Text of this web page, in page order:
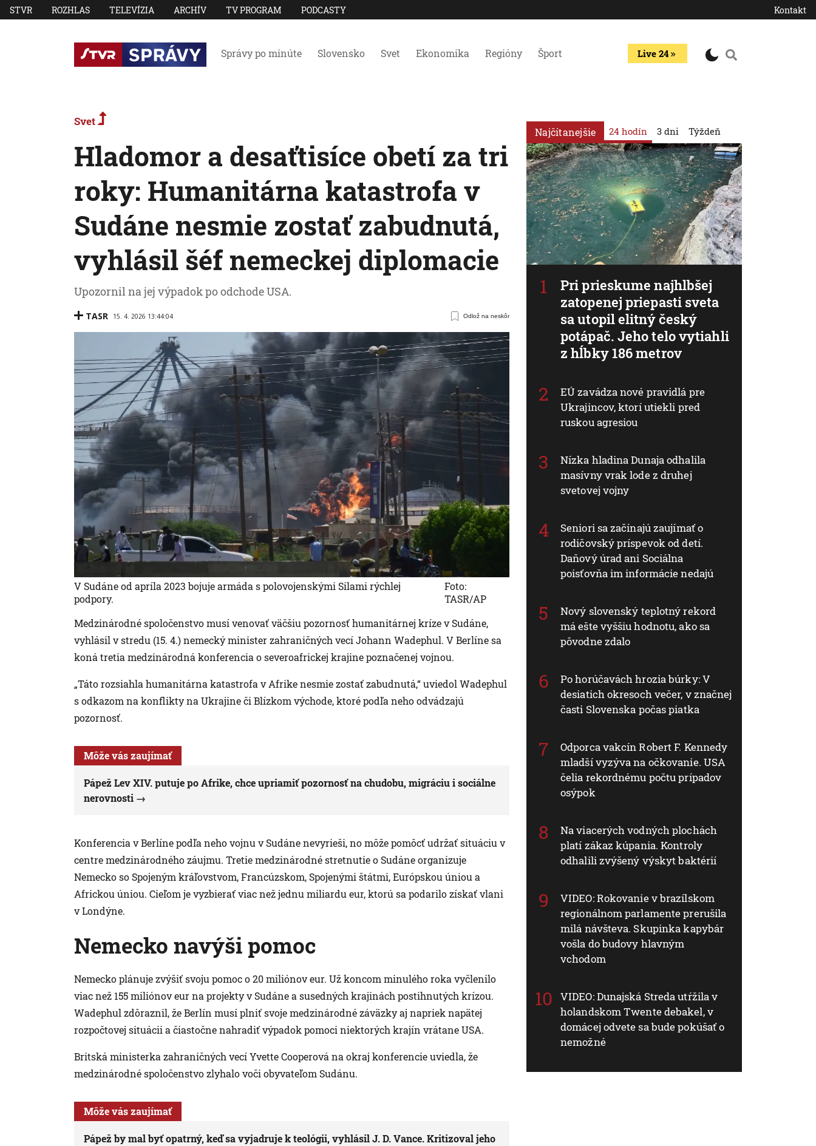
STVR ROZHLAS TELEVÍZIA ARCHÍV TV PROGRAM PODCASTY Kontakt
Správy po minúte Slovensko Svet Ekonomika Regióny Šport Live 24
Svet
Hladomor a desaťtisíce obetí za tri
roky: Humanitárna katastrofa v
Sudáne nesmie zostať zabudnutá,
vyhlásil šéf nemeckej diplomacie
Upozornil na jej výpadok po odchode USA.
TASR 15. 4. 2026 13:44:04 Odlož na neskôr
V Sudáne od apríla 2023 bojuje armáda s polovojenskými Silami rýchlej
podpory.
Foto:
TASR/AP
Medzinárodné spoločenstvo musí venovať väčšiu pozornosť humanitárnej kríze v Sudáne,
vyhlásil v stredu (15. 4.) nemecký minister zahraničných vecí Johann Wadephul. V Berlíne sa
koná tretia medzinárodná konferencia o severoafrickej krajine poznačenej vojnou.
„Táto rozsiahla humanitárna katastrofa v Afrike nesmie zostať zabudnutá,“ uviedol Wadephul
s odkazom na konflikty na Ukrajine či Blízkom východe, ktoré podľa neho odvádzajú
pozornosť.
Môže vás zaujímať
Pápež Lev XIV. putuje po Afrike, chce upriamiť pozornosť na chudobu, migráciu i sociálne
nerovnosti
Konferencia v Berlíne podľa neho vojnu v Sudáne nevyrieši, no môže pomôcť udržať situáciu v
centre medzinárodného záujmu. Tretie medzinárodné stretnutie o Sudáne organizuje
Nemecko so Spojeným kráľovstvom, Francúzskom, Spojenými štátmi, Európskou úniou a
Africkou úniou. Cieľom je vyzbierať viac než jednu miliardu eur, ktorú sa podarilo získať vlani
v Londýne.
Nemecko navýši pomoc
Nemecko plánuje zvýšiť svoju pomoc o 20 miliónov eur. Už koncom minulého roka vyčlenilo
viac než 155 miliónov eur na projekty v Sudáne a susedných krajinách postihnutých krízou.
Wadephul zdôraznil, že Berlín musí plniť svoje medzinárodné záväzky aj napriek napätej
rozpočtovej situácii a čiastočne nahradiť výpadok pomoci niektorých krajín vrátane USA.
Britská ministerka zahraničných vecí Yvette Cooperová na okraj konferencie uviedla, že
medzinárodné spoločenstvo zlyhalo voči obyvateľom Sudánu.
Môže vás zaujímať
Pápež by mal byť opatrný, keď sa vyjadruje k teológii, vyhlásil J. D. Vance. Kritizoval jeho
Najčítanejšie 24 hodín
Pri prieskume najhlbšej
zatopenej priepasti sveta
sa utopil elitný český
potápač. Jeho telo vytiahli
z hĺbky 186 metrov
EÚ zavádza nové pravidlá pre
Ukrajincov, ktorí utiekli pred
ruskou agresiou
Nízka hladina Dunaja odhalila
masívny vrak lode z druhej
svetovej vojny
Seniori sa začínajú zaujímať o
rodičovský príspevok od detí.
Daňový úrad ani Sociálna
poisťovňa im informácie nedajú
Nový slovenský teplotný rekord
má ešte vyššiu hodnotu, ako sa
pôvodne zdalo
Po horúčavách hrozia búrky: V
desiatich okresoch večer, v značnej
časti Slovenska počas piatka
Odporca vakcín Robert F. Kennedy
mladší vyzýva na očkovanie. USA
čelia rekordnému počtu prípadov
osýpok
Na viacerých vodných plochách
platí zákaz kúpania. Kontroly
odhalili zvýšený výskyt baktérií
VIDEO: Rokovanie v brazílskom
regionálnom parlamente prerušila
milá návšteva. Skupinka kapybár
vošla do budovy hlavným
vchodom
VIDEO: Dunajská Streda utŕžila v
holandskom Twente debakel, v
domácej odvete sa bude pokúšať o
nemožné
3 dni Týždeň